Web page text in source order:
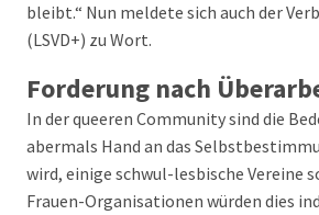
bleibt.“ Nun meldete sich auch der
(LSVD+) zu Wort.
Forderung nach
In der queeren Community sind die
abermals Hand an das
wird, einige schwul-lesbische Vereine
Frauen-Organisationen würden dies